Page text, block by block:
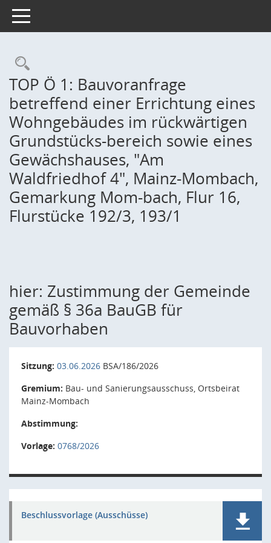
Toggle navigation
Rechercheauswahl
TOP Ö 1: Bauvoranfrage
betreffend einer Errichtung eines
Wohngebäudes im rückwärtigen
Grundstücks-bereich sowie eines
Gewächshauses, "Am
Waldfriedhof 4", Mainz-Mombach,
Gemarkung Mom-bach, Flur 16,
Flurstücke 192/3, 193/1
hier: Zustimmung der Gemeinde
gemäß § 36a BauGB für
Bauvorhaben
Sitzung: 03.06.2026 BSA/186/2026
Gremium: Bau- und Sanierungsausschuss, Ortsbeirat
Mainz-Mombach
Abstimmung:
Vorlage: 0768/2026
Beschlussvorlage (Ausschüsse)